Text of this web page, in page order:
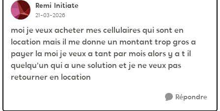
Remi Initiate
21-03-2026
moi je veux acheter mes cellulaires qui sont en
location mais il me donne un montant trop gros a
payer la moi je veux a tant par mois alors y a t il
quelqu'un qui a une solution et je ne veux pas
retourner en location
Répondre